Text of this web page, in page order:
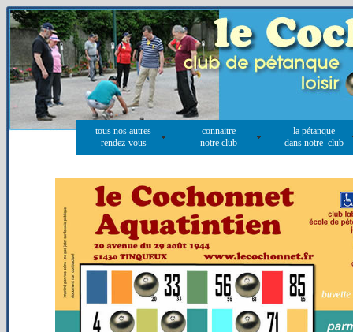
tous nos autres
rendez-vous
connaitre
notre club
la pétanque
dans notre club